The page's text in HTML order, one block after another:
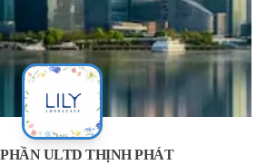
ULTD THỊNH PHÁT